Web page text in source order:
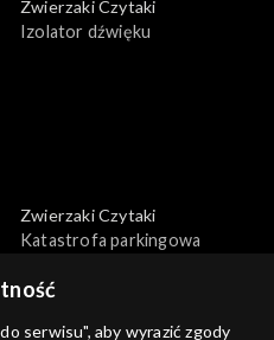
Zwierzaki Czytaki
Izolator dźwięku
Zwierzaki Czytaki
Katastrofa parkingowa
serwisu", aby wyrazić zgody